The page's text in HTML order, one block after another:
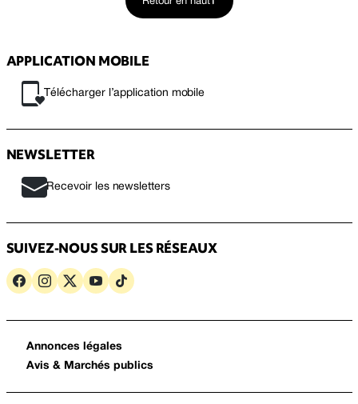
APPLICATION MOBILE
Télécharger l’application mobile
NEWSLETTER
Recevoir les newsletters
SUIVEZ-NOUS SUR LES RÉSEAUX
Annonces légales
Avis & Marchés publics